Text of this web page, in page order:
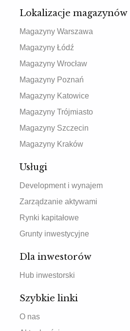
Lokalizacje magazynów
Magazyny Warszawa
Magazyny Łódź
Magazyny Wrocław
Magazyny Poznań
Magazyny Katowice
Magazyny Trójmiasto
Magazyny Szczecin
Magazyny Kraków
Usługi
Development i wynajem
Zarządzanie aktywami
Rynki kapitałowe
Grunty inwestycyjne
Dla inwestorów
Hub inwestorski
Szybkie linki
O nas